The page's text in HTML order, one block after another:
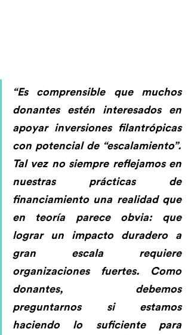
“Es comprensible que muchos
donantes estén interesados en
apoyar inversiones filantrópicas
con potencial de “escalamiento”.
Tal vez no siempre reflejamos en
nuestras prácticas de
financiamiento una realidad que
en teoría parece obvia: que
lograr un impacto duradero a
gran escala requiere
organizaciones fuertes. Como
donantes, debemos
preguntarnos si estamos
haciendo lo suficiente para